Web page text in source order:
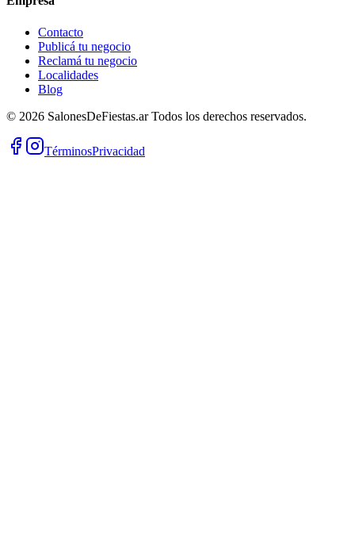
Contacto
Publicá tu negocio
Reclamá tu negocio
Localidades
Blog
© 2026 SalonesDeFiestas.arTodos los derechos reservados.
TérminosPrivacidad